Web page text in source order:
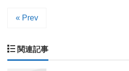
« Prev
関連記事